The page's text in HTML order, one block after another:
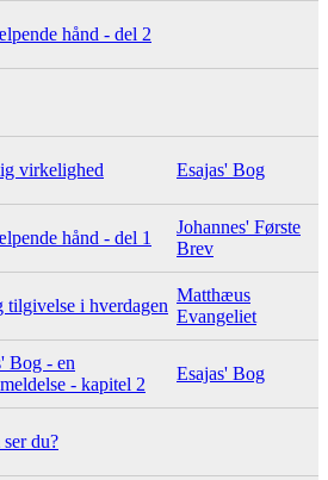
hånd - del 2
virkelighed Esajas' Bog
hånd - del 1
Johannes' Første
Brev
tilgivelse i hverdagen
Matthæus
Evangeliet
Bog - en
- kapitel 2
Esajas' Bog
du?